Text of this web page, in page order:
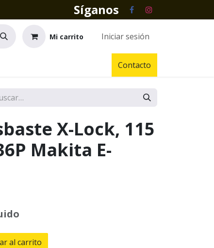
Síganos
Mi carrito Iniciar sesión
Contacto
X-Lock, 115
Makita E-
al carrito